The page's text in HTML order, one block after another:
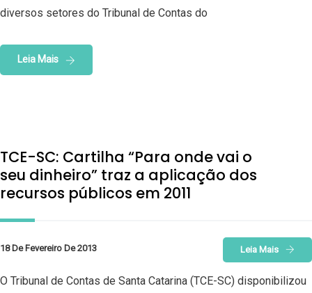
diversos setores do Tribunal de Contas do
Leia Mais
TCE-SC: Cartilha “Para onde vai o
seu dinheiro” traz a aplicação dos
recursos públicos em 2011
18 De Fevereiro De 2013 Leia Mais
O Tribunal de Contas de Santa Catarina (TCE-SC) disponibilizou